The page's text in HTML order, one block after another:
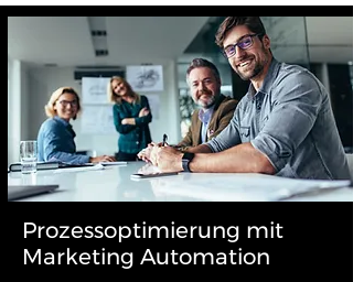
Prozessoptimierung mit
Marketing Automation